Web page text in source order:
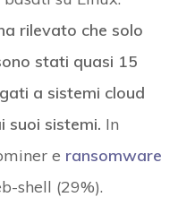
rilevato che solo
stati quasi 15
a sistemi cloud
suoi sistemi. In
e ransomware
shell (29%).